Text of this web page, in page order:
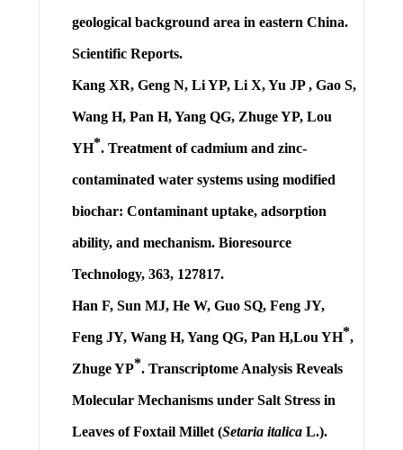
geological background area in eastern China.
Scientific Reports.
Kang XR, Geng N, Li YP, Li X, Yu JP , Gao S,
Wang H, Pan H, Yang QG, Zhuge YP, Lou
YH*. Treatment of cadmium and zinc-
contaminated water systems using modified
biochar: Contaminant uptake, adsorption
ability, and mechanism. Bioresource
Technology, 363, 127817.
Han F, Sun MJ, He W, Guo SQ, Feng JY,
Feng JY, Wang H, Yang QG, Pan H,Lou YH*,
Zhuge YP*. Transcriptome Analysis Reveals
Molecular Mechanisms under Salt Stress in
Leaves of Foxtail Millet (Setaria italicaL.).